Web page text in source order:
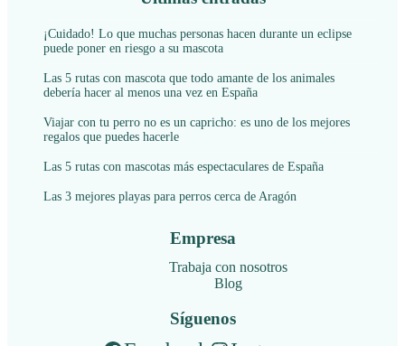
¡Cuidado! Lo que muchas personas hacen durante un eclipse
puede poner en riesgo a su mascota
Las 5 rutas con mascota que todo amante de los animales
debería hacer al menos una vez en España
Viajar con tu perro no es un capricho: es uno de los mejores
regalos que puedes hacerle
Las 5 rutas con mascotas más espectaculares de España
Las 3 mejores playas para perros cerca de Aragón
Empresa
Trabaja con nosotros
Blog
Síguenos